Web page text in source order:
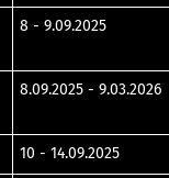
8 - 9.09.2025
8.09.2025 - 9.03.2026
10 - 14.09.2025